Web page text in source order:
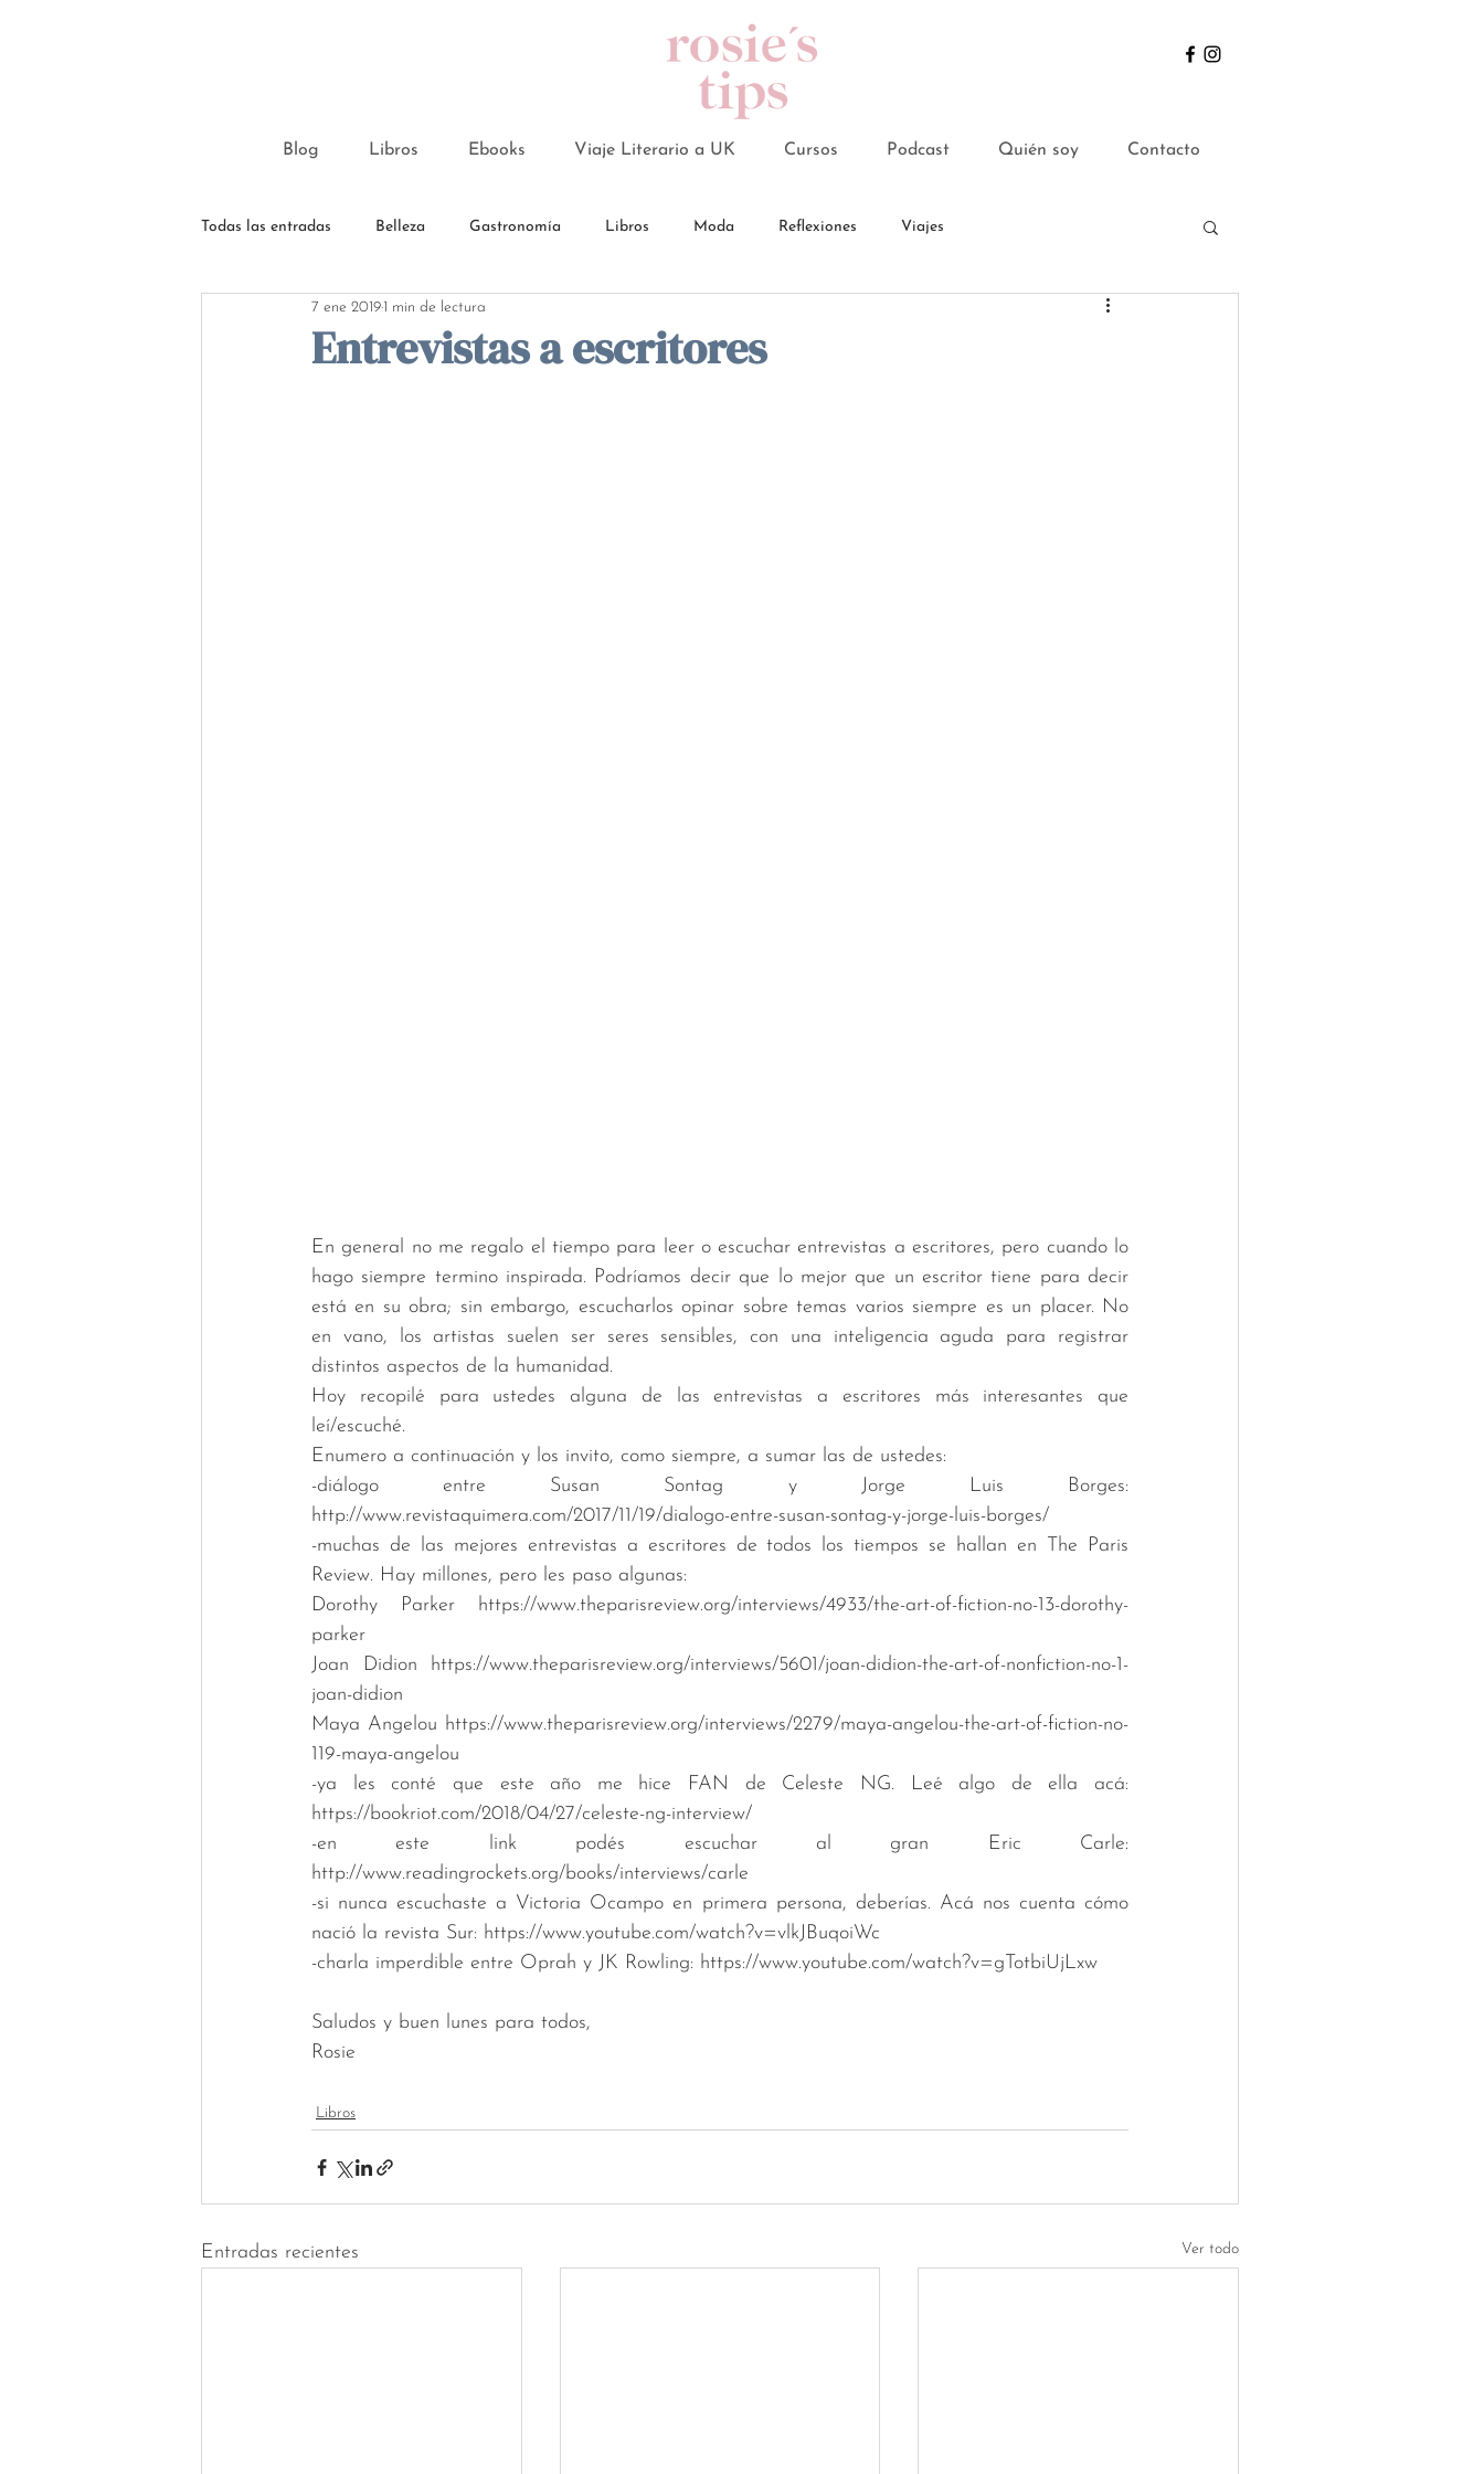
Blog Libros Ebooks Viaje Literario a UK Cursos Podcast Quién soy Contacto
Todas las entradas Belleza Gastronomía Libros Moda Reflexiones Viajes
Entrevistas a escritores
7 ene 20191 min de lectura
En general no me regalo el tiempo para leer o escuchar entrevistas a escritores, pero cuando lo
hago siempre termino inspirada. Podríamos decir que lo mejor que un escritor tiene para decir
está en su obra; sin embargo, escucharlos opinar sobre temas varios siempre es un placer. No
en vano, los artistas suelen ser seres sensibles, con una inteligencia aguda para registrar
distintos aspectos de la humanidad.
Hoy recopilé para ustedes alguna de las entrevistas a escritores más interesantes que
leí/escuché.
Enumero a continuación y los invito, como siempre, a sumar las de ustedes:
-diálogo entre Susan Sontag y Jorge Luis Borges:
http://www.revistaquimera.com/2017/11/19/dialogo-entre-susan-sontag-y-jorge-luis-borges/
-muchas de las mejores entrevistas a escritores de todos los tiempos se hallan en The Paris
Review. Hay millones, pero les paso algunas:
Dorothy Parker https://www.theparisreview.org/interviews/4933/the-art-of-fiction-no-13-dorothy-
parker
Joan Didion https://www.theparisreview.org/interviews/5601/joan-didion-the-art-of-nonfiction-no-1-
joan-didion
Maya Angelou https://www.theparisreview.org/interviews/2279/maya-angelou-the-art-of-fiction-no-
119-maya-angelou
-ya les conté que este año me hice FAN de Celeste NG. Leé algo de ella acá:
https://bookriot.com/2018/04/27/celeste-ng-interview/
-en este link podés escuchar al gran Eric Carle:
http://www.readingrockets.org/books/interviews/carle
-si nunca escuchaste a Victoria Ocampo en primera persona, deberías. Acá nos cuenta cómo
nació la revista Sur: https://www.youtube.com/watch?v=vlkJBuqoiWc
-charla imperdible entre Oprah y JK Rowling: https://www.youtube.com/watch?v=gTotbiUjLxw
Saludos y buen lunes para todos,
Rosie
Libros
Entradas recientes Ver todo